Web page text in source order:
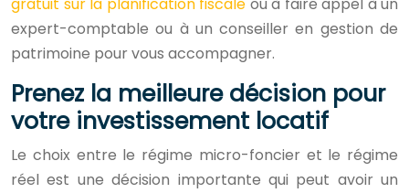
gratuit sur la planification fiscale ou à faire appel à un
expert-comptable ou à un conseiller en gestion de
patrimoine pour vous accompagner.
Prenez la meilleure décision pour
votre investissement locatif
Le choix entre le régime micro-foncier et le régime
réel est une décision importante qui peut avoir un